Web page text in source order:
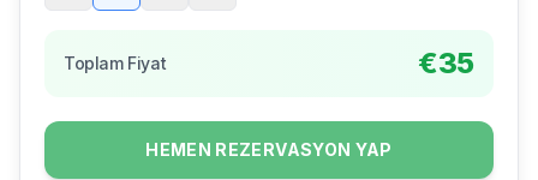
Toplam Fiyat €35
HEMEN REZERVASYON YAP